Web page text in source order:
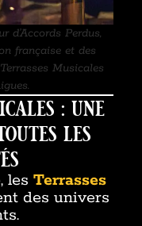
d’Accords Perdus,
française et des
Musicales
: une
les
les Terrasses
des univers